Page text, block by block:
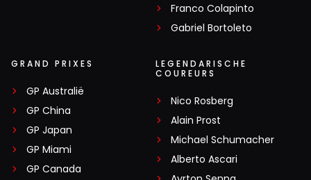
Franco Colapinto
Gabriel Bortoleto
GRAND PRIXES
GP Australië
GP China
GP Japan
GP Miami
GP Canada
LEGENDARISCHE
COUREURS
Nico Rosberg
Alain Prost
Michael Schumacher
Alberto Ascari